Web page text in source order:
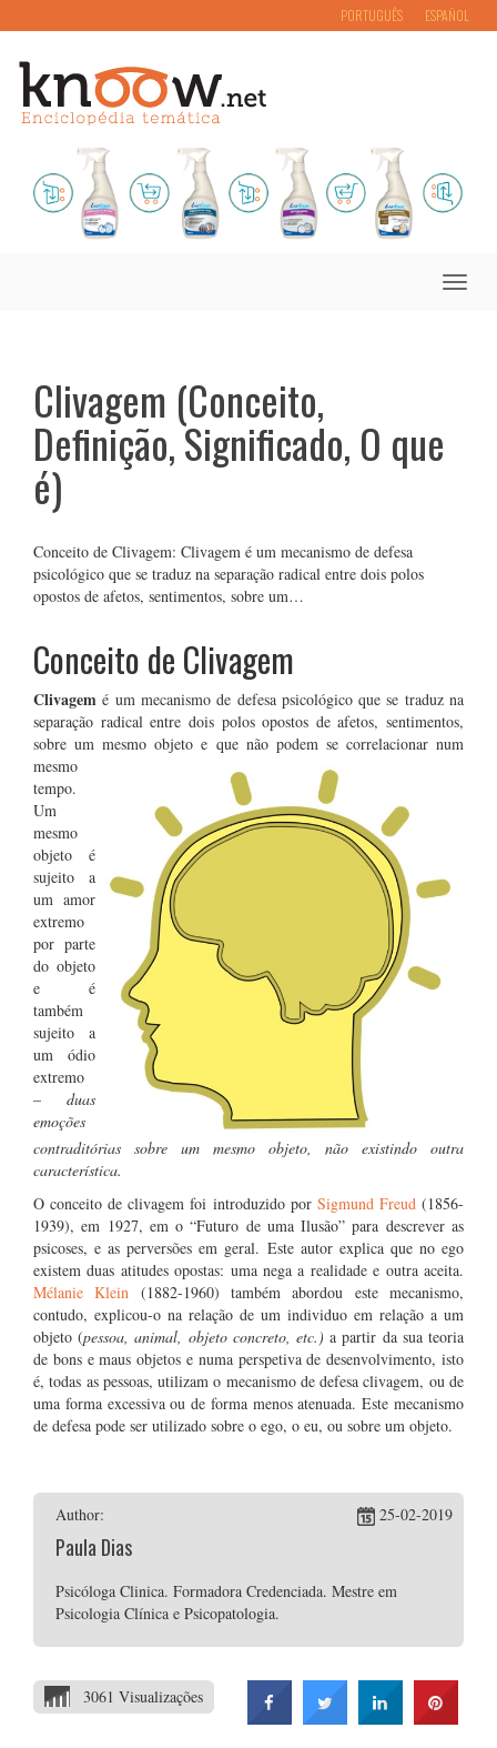
PORTUGUÊS ESPAÑOL
Toggle
Clivagem (Conceito,
Definição, Significado, O que
é)
Conceito de Clivagem: Clivagem é um mecanismo de defesa
psicológico que se traduz na separação radical entre dois polos
opostos de afetos, sentimentos, sobre um…
Conceito de Clivagem
Clivagem é um mecanismo de defesa psicológico que se traduz na
separação radical entre dois polos opostos de afetos, sentimentos,
sobre um mesmo objeto e que não podem se correlacionar num
mesmo
tempo.
Um
mesmo
objeto é
sujeito a
um amor
extremo
por parte
do objeto
e é
também
sujeito a
um ódio
extremo
– duas
emoções
contraditórias sobre um mesmo objeto, não existindo outra
característica.
O conceito de clivagem foi introduzido por Sigmund Freud(1856-
1939), em 1927, em o “Futuro de uma Ilusão” para descrever as
psicoses, e as perversões em geral. Este autor explica que no ego
existem duas atitudes opostas: uma nega a realidade e outra aceita.
Mélanie Klein (1882-1960) também abordou este mecanismo,
contudo, explicou-o na relação de um individuo em relação a um
objeto (pessoa, animal, objeto concreto, etc.) a partir da sua teoria
de bons e maus objetos e numa perspetiva de desenvolvimento, isto
é, todas as pessoas, utilizam o mecanismo de defesa clivagem, ou de
uma forma excessiva ou de forma menos atenuada. Este mecanismo
de defesa pode ser utilizado sobre o ego, o eu, ou sobre um objeto.
Author:
Paula Dias
25-02-2019
Psicóloga Clinica. Formadora Credenciada. Mestre em
Psicologia Clínica e Psicopatologia.
3061 Visualizações